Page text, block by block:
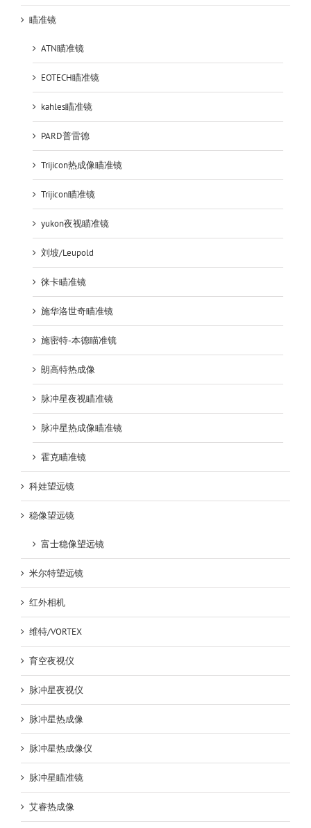
瞄准镜
ATN瞄准镜
EOTECH瞄准镜
kahles瞄准镜
PARD普雷德
Trijicon热成像瞄准镜
Trijicon瞄准镜
yukon夜视瞄准镜
刘坡/Leupold
徕卡瞄准镜
施华洛世奇瞄准镜
施密特-本德瞄准镜
朗高特热成像
脉冲星夜视瞄准镜
脉冲星热成像瞄准镜
霍克瞄准镜
科娃望远镜
稳像望远镜
富士稳像望远镜
米尔特望远镜
红外相机
维特/VORTEX
育空夜视仪
脉冲星夜视仪
脉冲星热成像
脉冲星热成像仪
脉冲星瞄准镜
艾睿热成像